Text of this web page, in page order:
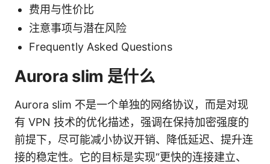
费用与性价比
注意事项与潜在风险
Frequently Asked Questions
Aurora slim 是什么
Aurora slim 不是一个单独的网络协议，而是对现
有 VPN 技术的优化描述，强调在保持加密强度的
前提下，尽可能减小协议开销、降低延迟、提升连
接的稳定性。它的目标是实现“更快的连接建立、